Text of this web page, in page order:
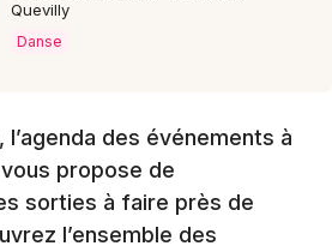
Quevilly
Danse
l’agenda des événements à
vous propose de
sorties à faire près de
l’ensemble des